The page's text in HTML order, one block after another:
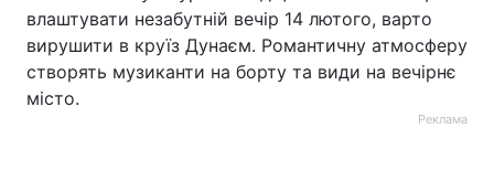
влаштувати незабутній вечір 14 лютого, варто
вирушити в круїз Дунаєм. Романтичну атмосферу
створять музиканти на борту та види на вечірнє
місто.
Реклама